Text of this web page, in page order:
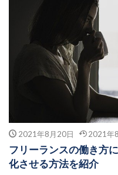
2021年8月20日 2021年
フリーランスの働き方
化させる方法を紹介